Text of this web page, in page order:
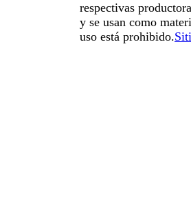
respectivas
y se usan como
uso está prohibido.